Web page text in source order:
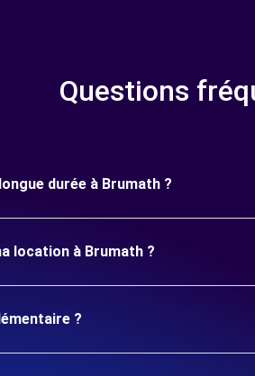
Questions
durée à Brumath ?
location à Brumath ?
?